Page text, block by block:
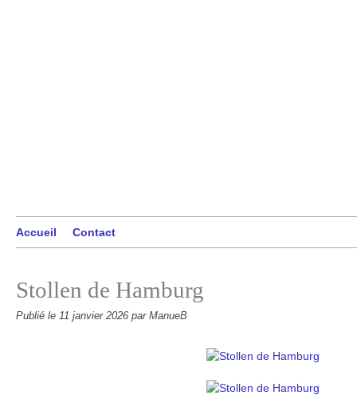
Accueil Contact
Stollen de Hamburg
Publié le 11 janvier 2026 par ManueB